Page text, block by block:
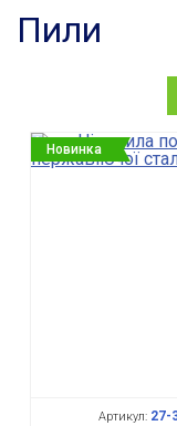
Пили
Новинка
Артикул:27-